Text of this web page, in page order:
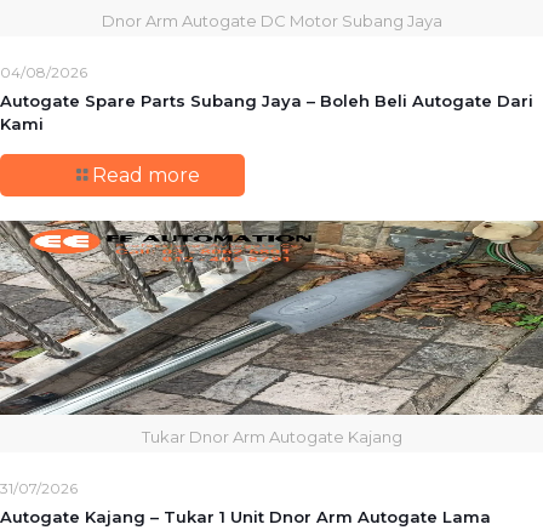
Dnor Arm Autogate DC Motor Subang Jaya
04/08/2026
Autogate Spare Parts Subang Jaya – Boleh Beli Autogate Dari
Kami
Read more
Tukar Dnor Arm Autogate Kajang
31/07/2026
Autogate Kajang – Tukar 1 Unit Dnor Arm Autogate Lama